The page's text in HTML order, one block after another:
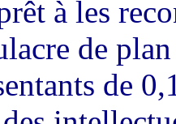
à les
de
de